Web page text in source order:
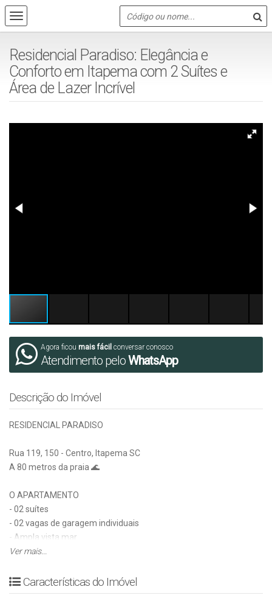
Residencial Paradiso: Elegância e
Conforto em Itapema com 2 Suítes e
Área de Lazer Incrível
Agora ficou mais fácil conversar conosco
Atendimento peloWhatsApp
Descrição do Imóvel
RESIDENCIAL PARADISO
Rua 119, 150 - Centro, Itapema SC
A 80 metros da praia 🌊
O APARTAMENTO
- 02 suítes
- 02 vagas de garagem individuais
- Ampla vista mar
- Finamente mobiliado
- Churrasqueira
Ver mais...
Características do Imóvel